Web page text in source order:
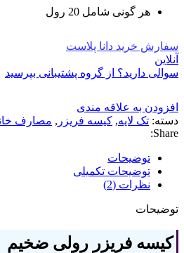
هر گونی شامل 20 رول
سفارش خرید دانا پلاست
آنلاین
سوالی دارید؟ از گروه پشتیبانی بپرسید
افزودن به علاقه مندی
دسته: تک لایه, کیسه فریزر , مصارف
Share:
توضیحات
توضیحات تکمیلی
نظرات (2)
توضیحات
کیسه فریزر رولی ضخیم ۱۰۰۰ گرمی آرون